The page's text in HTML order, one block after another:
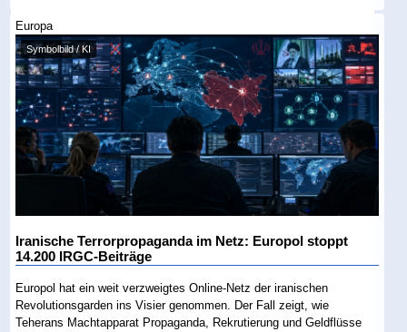
Europa
Symbolbild / KI
Iranische Terrorpropaganda im Netz: Europol stoppt
14.200 IRGC-Beiträge
Europol hat ein weit verzweigtes Online-Netz der iranischen
Revolutionsgarden ins Visier genommen. Der Fall zeigt, wie
Teherans Machtapparat Propaganda, Rekrutierung und Geldflüsse